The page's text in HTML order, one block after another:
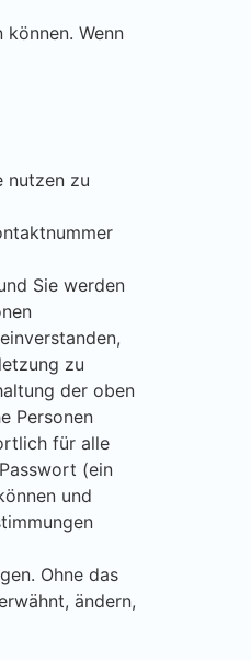
Wenn
nutzen zu
Sie werden
zu
der oben
Personen
für alle
(ein
und
Ohne das
ändern,